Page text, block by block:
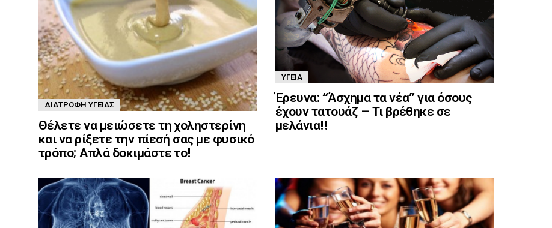
ΔΙΑΤΡΟΦΉ ΥΓΕΊΑΣ
Θέλετε να μειώσετε τη χοληστερίνη
και να ρίξετε την πίεσή σας με φυσικό
τρόπο; Απλά δοκιμάστε το!
ΥΓΕΊΑ
Έρευνα: “Άσχημα τα νέα” για όσους
έχουν τατουάζ – Τι βρέθηκε σε
μελάνια!!